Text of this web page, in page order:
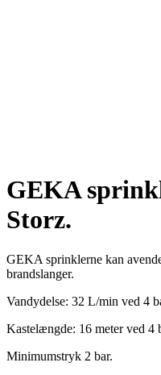
GEKA
Storz.
GEKA sprinklerne kan
brandslanger.
Vandydelse: 32 L/min ved 4
Kastelængde: 16 meter ved 4
Minimumstryk 2 bar.